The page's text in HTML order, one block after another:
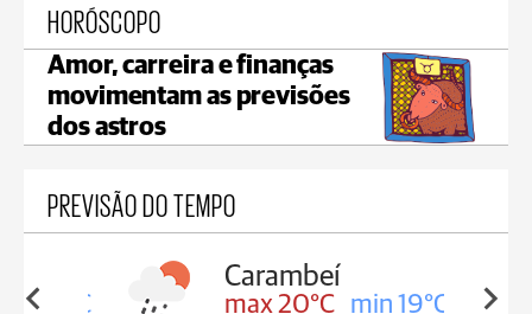
HORÓSCOPO
Amor, carreira e finanças
movimentam as previsões
dos astros
PREVISÃO DO TEMPO
19°C
Carambeí
max 20°C min 19°C